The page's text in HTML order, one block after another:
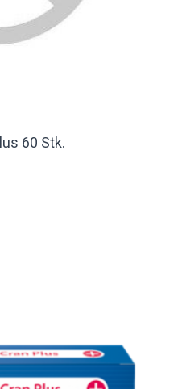
60 Stk.